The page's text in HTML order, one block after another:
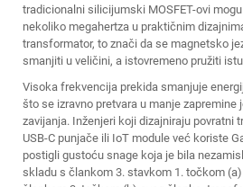
tradicionalni silicijumski MOSFET-ovi
nekoliko megahertza u praktičnim
transformator, to znači da se magnetsko
smanjiti u veličini, a istovremeno pružiti
Visoka frekvencija prekida smanjuje
što se izravno pretvara u manje zapremine
zavijanja. Inženjeri koji dizajniraju povratni
USB-C punjače ili IoT module već koriste
postigli gustoću snage koja je bila
skladu s člankom 3. stavkom 1. točkom